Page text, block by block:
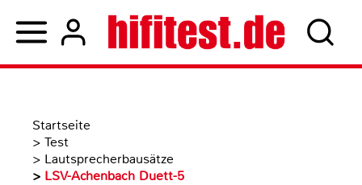
Startseite
> Test
> Lautsprecherbausätze
> LSV-Achenbach Duett-5